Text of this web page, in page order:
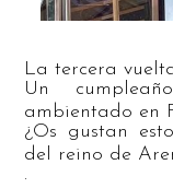
La tercera
Un
ambientado en
¿Os gustan
del reino de
.